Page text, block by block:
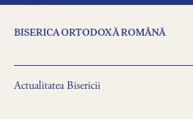
BISERICA ORTODOXĂ ROMÂNĂ
Actualitatea Bisericii